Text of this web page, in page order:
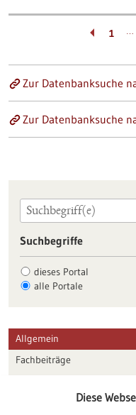
1 …
Zur Datenbanksuche
Zur Datenbanksuche
Suchbegriffe
dieses Portal
alle Portale
Allgemein
Fachbeiträge
VeranstaltungenDiese